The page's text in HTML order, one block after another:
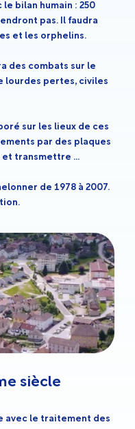
bilan humain : 250
pas. Il faudra
et les orphelins.
des combats sur le
lourdes pertes, civiles
sur les lieux de ces
par des plaques
et transmettre …
de 1978 à 2007.
siècle
avec le traitement des